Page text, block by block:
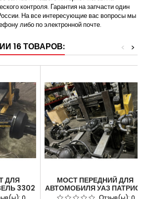
контроля. Гарантия на запчасти один
На все интересующие вас вопросы мы
либо по электронной почте.
16 ТОВАРОВ: >
<
ДЛЯ
3302
МОСТ ПЕРЕДНИЙ ДЛЯ
АВТОМОБИЛЯ УАЗ ПАТРИОТ
(PATRIOT) СПАЙСЕР С ABS